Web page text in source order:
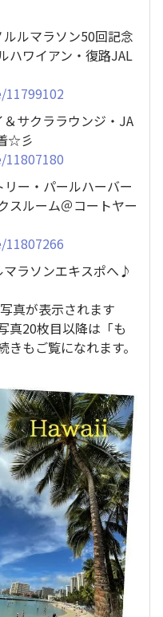
ルマラソン50回記念
ハワイアン・復路JAL
サクララウンジ・JA
☆彡
ー・パールハーバー
スルーム＠コートヤー
ラソンエキスポへ♪
真が表示されます
真20枚目以降は「も
もご覧になれます。